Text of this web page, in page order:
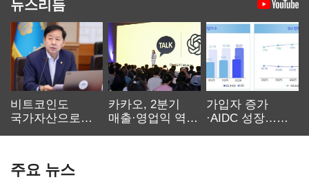
비트코인도
국가자산으로…'
카카오, 2분기
매출·영업익 역대
가입자 증가
·AIDC 성장…
주요 뉴스